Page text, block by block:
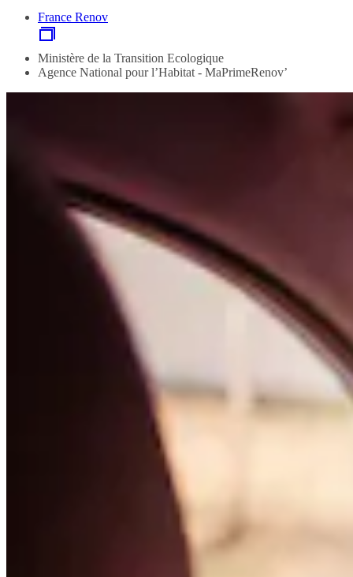
France Renov
Ministère de la Transition Ecologique
Agence National pour l’Habitat - MaPrimeRenov’